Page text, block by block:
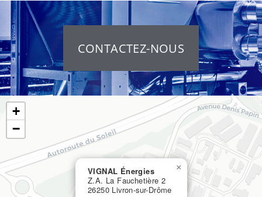
CONTACTEZ-NOUS
VIGNAL Énergies
Z.A. La Fauchetière 2
26250 Livron-sur-Drôme
×
+
−